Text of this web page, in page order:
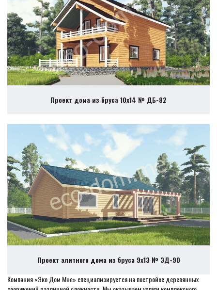
Проект дома из бруса 10х14 № ДБ-82
Проект элитного дома из бруса 9х13 № ЭД-90
Компания «Эко Дом Мне» специализируется на постройке деревянных